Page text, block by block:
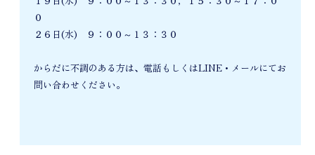
０
２６日(水) ９：００～１３：３０
からだに不調のある方は、電話もしくはLINE・メールにてお
問い合わせください。